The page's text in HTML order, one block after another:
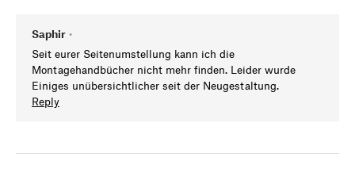
Saphir •
Seit eurer Seitenumstellung kann ich die
Montagehandbücher nicht mehr finden. Leider wurde
Einiges unübersichtlicher seit der Neugestaltung.
Reply